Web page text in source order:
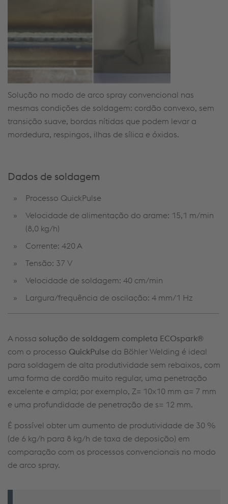
Solução no modo de arco spray convencional nas
mesmas condições de soldagem: cordão convexo, sem
transição suave, bordas nítidas que podem levar a
mordedura, respingos, ilhas de sílica e óxidos.
Dados de soldagem
Processo QuickPulse
Velocidade de alimentação do arame: 15,1 m/min
(8,0 kg/h)
Corrente: 420 A
Tensão: 37 V
Velocidade de soldagem: 40 cm/min
Largura/frequência de oscilação: 4 mm/1 Hz
A nossa solução de soldagem completa ECOspark®
com o processo QuickPulse da Böhler Welding é ideal
para soldagem de alta produtividade sem rebaixos, com
uma forma de cordão muito regular, uma penetração
excelente e ampla; por exemplo, Z= 10x10 mm a= 7 mm
e uma profundidade de penetração de s= 12 mm.
É possível obter um aumento de produtividade de 30 %
(de 6 kg/h para 8 kg/h de taxa de deposição) em
comparação com os processos convencionais no modo
de arco spray.